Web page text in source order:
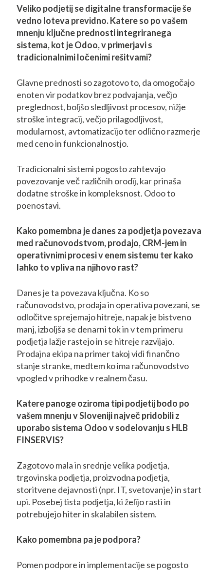
Veliko podjetij se digitalne transformacije še
vedno loteva previdno. Katere so po vašem
mnenju ključne prednosti integriranega
sistema, kot je Odoo, v primerjavi s
tradicionalnimi ločenimi rešitvami?
Glavne prednosti so zagotovo to, da omogočajo
enoten vir podatkov brez podvajanja, večjo
preglednost, boljšo sledljivost procesov, nižje
stroške integracij, večjo prilagodljivost,
modularnost, avtomatizacijo ter odlično razmerje
med ceno in funkcionalnostjo.
Tradicionalni sistemi pogosto zahtevajo
povezovanje več različnih orodij, kar prinaša
dodatne stroške in kompleksnost. Odoo to
poenostavi.
Kako pomembna je danes za podjetja povezava
med računovodstvom, prodajo, CRM-jem in
operativnimi procesi v enem sistemu ter kako
lahko to vpliva na njihovo rast?
Danes je ta povezava ključna. Ko so
računovodstvo, prodaja in operativa povezani, se
odločitve sprejemajo hitreje, napak je bistveno
manj, izboljša se denarni tok in v tem primeru
podjetja lažje rastejo in se hitreje razvijajo.
Prodajna ekipa na primer takoj vidi finančno
stanje stranke, medtem ko ima računovodstvo
vpogled v prihodke v realnem času.
Katere panoge oziroma tipi podjetij bodo po
vašem mnenju v Sloveniji največ pridobili z
uporabo sistema Odoo v sodelovanju s HLB
FINSERVIS?
Zagotovo mala in srednje velika podjetja,
trgovinska podjetja, proizvodna podjetja,
storitvene dejavnosti (npr. IT, svetovanje) in start
upi. Posebej tista podjetja, ki želijo rasti in
potrebujejo hiter in skalabilen sistem.
Kako pomembna pa je podpora?
Pomen podpore in implementacije se pogosto